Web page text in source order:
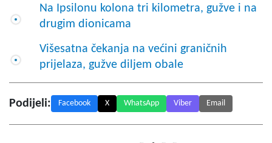
Na Ipsilonu kolona tri kilometra, gužve i na
drugim dionicama
Višesatna čekanja na većini graničnih
prijelaza, gužve diljem obale
Podijeli: Facebook X WhatsApp Viber Email